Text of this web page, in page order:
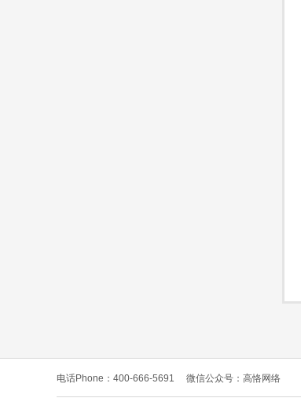
电话Phone：400-666-5691 微信公众号：高恪网络